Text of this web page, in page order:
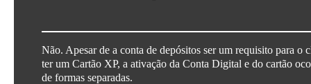
Não. Apesar de a conta de depósitos ser um requisito para o
ter um Cartão XP, a ativação da Conta Digital e do cartão
de formas separadas.